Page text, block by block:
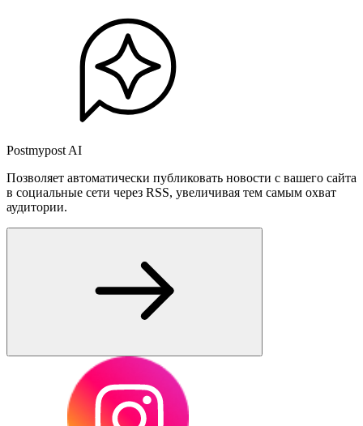
Postmypost AI
Позволяет автоматически публиковать новости с вашего сайта
в социальные сети через RSS, увеличивая тем самым охват
аудитории.